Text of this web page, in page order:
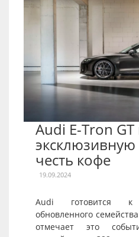
Audi E-Tron
честь кофе
19.09.2024
Audi готовится к
обновленного
отмечает это